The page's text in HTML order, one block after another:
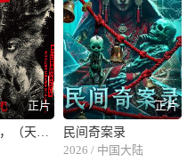
正片
奥莉佛是狗，（天哪！！）这家伙 电影版
正片
民间奇案录
2026 / 中国大陆